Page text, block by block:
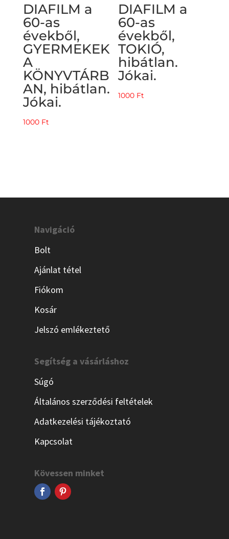
DIAFILM a
60-as
évekből,
GYERMEKEK
A
KÖNYVTÁRB
AN, hibátlan.
Jókai.
1000 Ft
DIAFILM a
60-as
évekből,
TOKIÓ,
hibátlan.
Jókai.
1000 Ft
Navigáció
Bolt
Ajánlat tétel
Fiókom
Kosár
Jelszó emlékeztető
Segítség a vásárláshoz
Súgó
Általános szerződési feltételek
Adatkezelési tájékoztató
Kapcsolat
Kövessen minket